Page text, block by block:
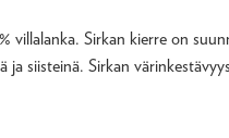
Sirkan kierre on
siisteinä. Sirkan